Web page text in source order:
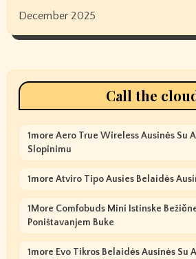
December 2025
Call the
1more Aero True Wireless Ausinės Su
Slopinimu
1more Atviro Tipo Ausies Belaidės
1More Comfobuds Mini Istinske
Poništavanjem Buke
1more Evo Tikros Belaidės Ausinės Su